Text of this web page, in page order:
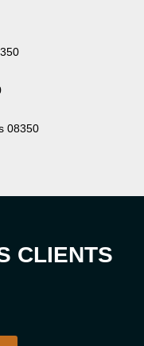
08350
CLIENTS